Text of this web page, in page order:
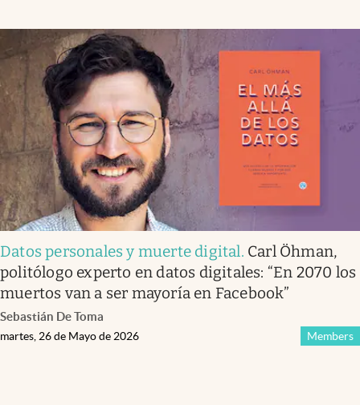
Datos personales y muerte digital. Carl Öhman,
politólogo experto en datos digitales: “En 2070 los
muertos van a ser mayoría en Facebook”
Sebastián De Toma
Members
martes, 26 de Mayo de 2026